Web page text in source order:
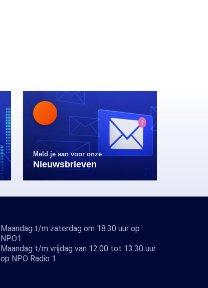
Meld je aan voor onze
Nieuwsbrieven
Maandag t/m zaterdag om 18.30 uur op
NPO1
Maandag t/m vrijdag van 12.00 tot 13.30 uur
op NPO Radio 1